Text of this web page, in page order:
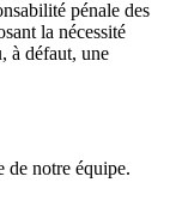
pénale des
la nécessité
à défaut, une
de notre équipe.